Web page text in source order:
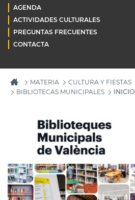
AGENDA
ACTIVIDADES CULTURALES
PREGUNTAS FRECUENTES
CONTACTA
MATERIA
CULTURA Y FIESTAS
BIBLIOTECAS MUNICIPALES
INICIO